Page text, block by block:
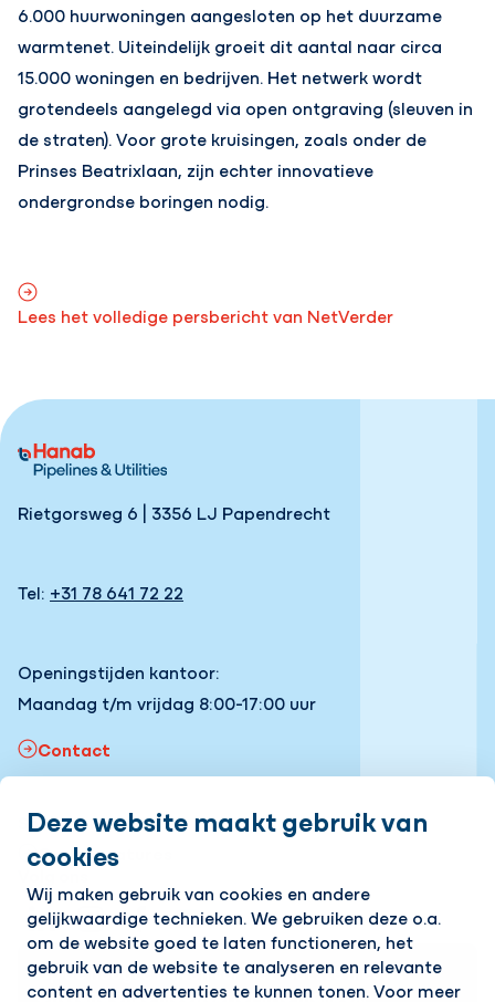
Deze website maakt gebruik van
cookies
Wij maken gebruik van cookies en andere
gelijkwaardige technieken. We gebruiken deze o.a.
om de website goed te laten functioneren, het
gebruik van de website te analyseren en relevante
content en advertenties te kunnen tonen. Voor meer
6.000 huurwoningen aangesloten op het duurzame
warmtenet. Uiteindelijk groeit dit aantal naar circa
15.000 woningen en bedrijven. Het netwerk wordt
grotendeels aangelegd via open ontgraving (sleuven in
de straten). Voor grote kruisingen, zoals onder de
Prinses Beatrixlaan, zijn echter innovatieve
ondergrondse boringen nodig.
Lees het volledige persbericht van NetVerder
Rietgorsweg 6 | 3356 LJ Papendrecht
Tel: +31 78 641 72 22
Openingstijden kantoor:
Maandag t/m vrijdag 8:00-17:00 uur
Contact
Snel naar
Onze vacatures
LinkedInInstagramFacebookYouTube
Op de hoogte blijven van het laatste nieuws?
Ontvang onze nieuwsbrief in je mailbox!